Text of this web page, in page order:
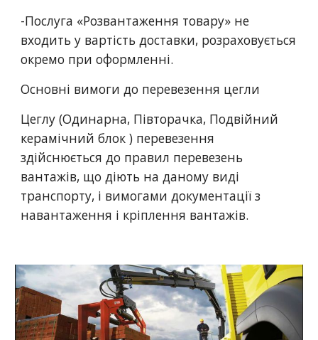
-Послуга «Розвантаження товару» не
входить у вартість доставки, розраховується
окремо при оформленні.
Основні вимоги до перевезення цегли
Цеглу (Одинарна, Півторачка, Подвійний
керамічний блок ) перевезення
здійснюється до правил перевезень
вантажів, що діють на даному виді
транспорту, і вимогами документації з
навантаження і кріплення вантажів.